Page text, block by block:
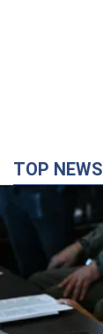
TOP NEWS